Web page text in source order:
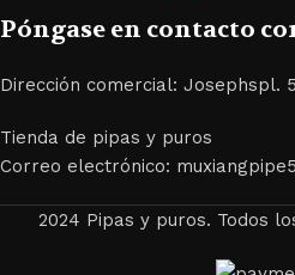
Póngase en contacto
Dirección comercial: Josephspl.
Tienda de pipas y puros
Correo electrónico:
2024 Pipas y puros. Todos